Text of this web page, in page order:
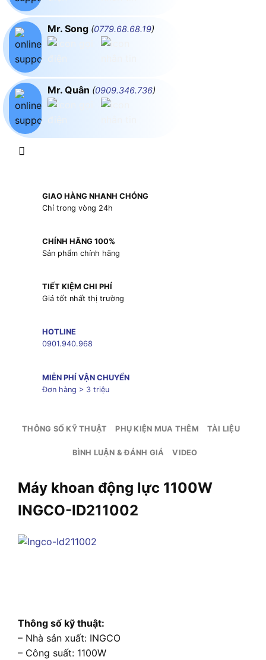
Mr. Song (0779.68.68.19)
Mr. Quân (0909.346.736)
GIAO HÀNG NHANH CHÓNG
Chỉ trong vòng 24h
CHÍNH HÃNG 100%
Sản phẩm chính hãng
TIẾT KIỆM CHI PHÍ
Giá tốt nhất thị trường
HOTLINE
0901.940.968
MIỄN PHÍ VẬN CHUYỂN
Đơn hàng > 3 triệu
THÔNG SỐ KỸ THUẬT PHỤ KIỆN MUA THÊM TÀI LIỆU
BÌNH LUẬN & ĐÁNH GIÁ VIDEO
Máy khoan động lực 1100W
INGCO-ID211002
Thông số kỹ thuật:
– Nhà sản xuất: INGCO
– Công suất: 1100W